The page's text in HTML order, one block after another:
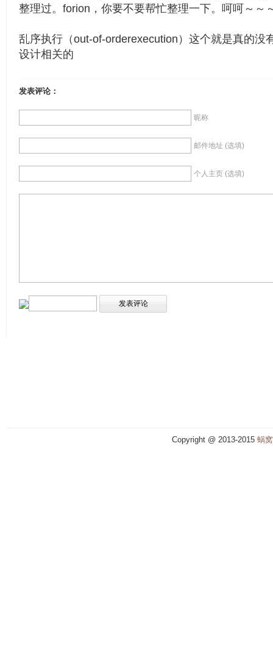
整理过。forion，你要不要帮忙整理一下。呵呵～～
乱序执行（out-of-orderexecution）这个就是真的没
设计相关的
发表评论：
昵称
邮件地址 (选填)
个人主页 (选填)
Copyright @ 2013-2015 蜗